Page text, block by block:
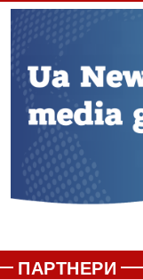
ПАРТНЕРИ